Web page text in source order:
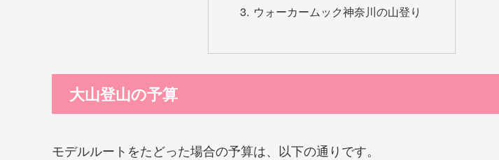
ウォーカームック神奈川の山登り
大山登山の予算
モデルルートをたどった場合の予算は、以下の通りです。